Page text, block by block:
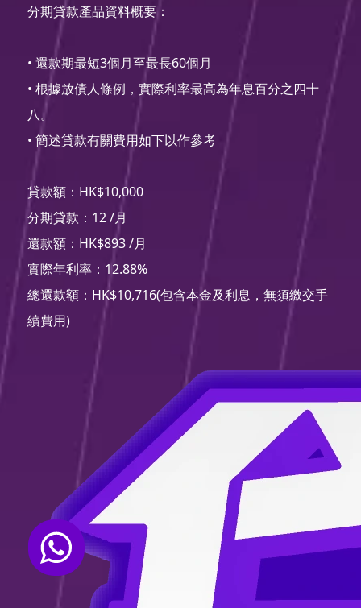
分期貸款產品資料概要：
• 還款期最短3個月至最長60個月
• 根據放債人條例，實際利率最高為年息百分之四十
八。
• 簡述貸款有關費用如下以作參考
貸款額：HK$10,000
分期貸款：12 /月
還款額：HK$893 /月
實際年利率：12.88%
總還款額：HK$10,716(包含本金及利息，無須繳交手
續費用)